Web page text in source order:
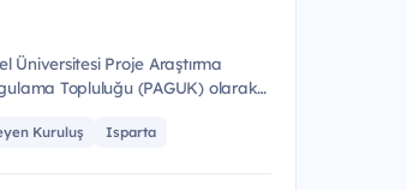
Üniversitesi Proje Araştırma
Topluluğu (PAGUK) olarak
Kuruluş Isparta